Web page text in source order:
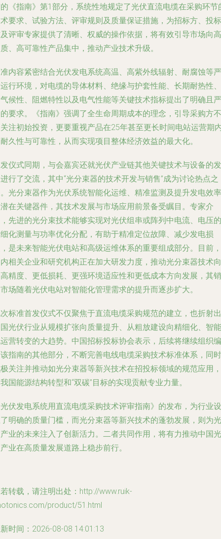
《指南》第1部分，系统性地规定了光伏直流电缆在采购环节
要求、试验方法、评审规则及质量保证措施，为招标方、投标
评审专家提供了清晰、权威的操作依据，将有效引导市场向高
、高可靠性产品集中，推动产业技术升级。
内容紧密结合光伏发电系统高温、高紫外线辐射、耐腐蚀等严
行环境，对电缆的导体材料、绝缘与护套性能、长期耐热性、
候性、阻燃特性以及电气性能等关键技术指标提出了明确且严
要求。《指南》强调了全生命周期成本的理念，引导采购方不
注初始投资，更要重视产品在25年甚至更长时间电站运营期
久性与可靠性，从而实现项目整体经济效益的最大化。
仪式同期，与会嘉宾还就光伏产业链其他关键技术与设备的发
行了交流，其中“光分束器的技术开发与销售”成为讨论热点之
光分束器作为光伏系统智能化运维、精准监测及提升发电效率
在关键器件，其技术发展与市场应用前景备受瞩目。专家介
先进的光分束技术能够实现对光伏组串或阵列中电流、电压的
化测量与功率优化分配，有助于精准定位故障、减少发电损
是未来智能光伏电站和高级运维体系的重要组成部分。目前，
相关企业和研究机构正在加大研发力度，推动光分束器技术向
精度、更低损耗、更强环境适应性和更低成本方向发展，其销
场随着光伏电站对智能化管理需求的提升而逐步扩大。
标准首发仪式不仅聚焦于直流电缆采购规范的建立，也折射出
光伏行业从规模扩张向质量提升、从粗放建设向精细化、智能
营转变的大趋势。中国招标投标协会表示，后续将继续组织编
指南的其他部分，不断完善电线电缆采购技术标准体系，同时
关注并推动如光分束器等新兴技术在招投标领域的规范应用，
国能源结构转型和“双碳”目标的实现贡献专业力量。
伏发电系统用直流电缆采购技术评审指南》的发布，为行业设
明确的质量门槛，而光分束器等新兴技术的蓬勃发展，则为光
业的未来注入了创新活力。二者共同作用，将有力推动中国光
业在高质量发展道路上稳步前行。
转载，请注明出处：http://www.ruik-
product/51.html
时间：2026-08-08 14:01:13